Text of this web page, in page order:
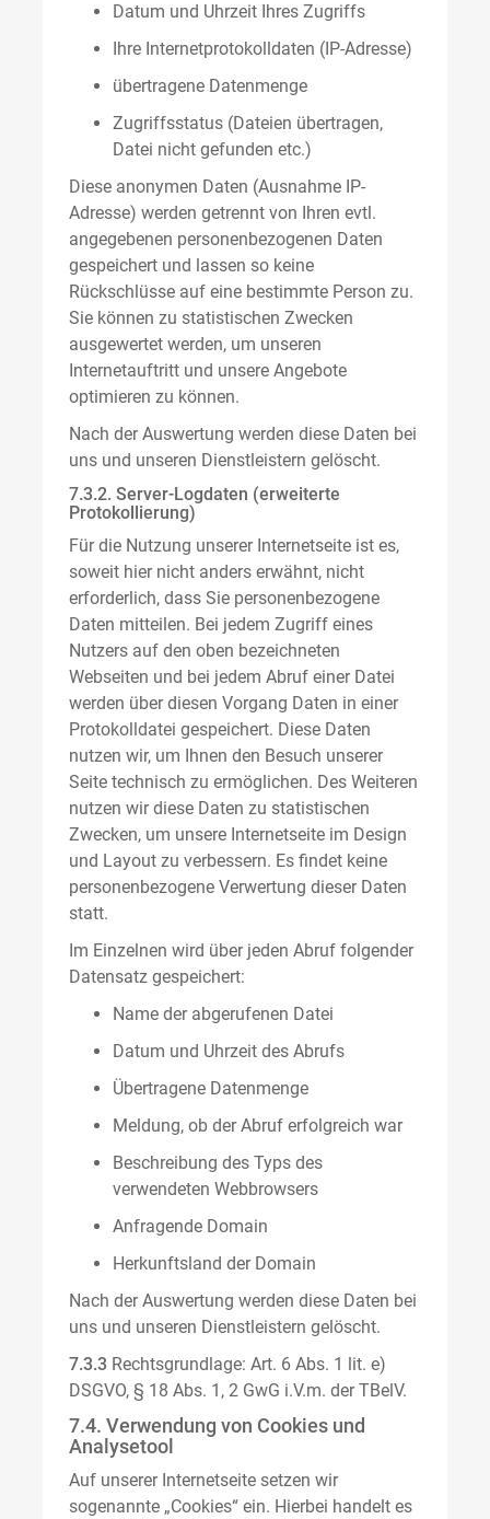
Datum und Uhrzeit Ihres Zugriffs
Ihre Internetprotokolldaten (IP-Adresse)
übertragene Datenmenge
Zugriffsstatus (Dateien übertragen,
Datei nicht gefunden etc.)
Diese anonymen Daten (Ausnahme IP-
Adresse) werden getrennt von Ihren evtl.
angegebenen personenbezogenen Daten
gespeichert und lassen so keine
Rückschlüsse auf eine bestimmte Person zu.
Sie können zu statistischen Zwecken
ausgewertet werden, um unseren
Internetauftritt und unsere Angebote
optimieren zu können.
Nach der Auswertung werden diese Daten bei
uns und unseren Dienstleistern gelöscht.
7.3.2. Server-Logdaten (erweiterte
Protokollierung)
Für die Nutzung unserer Internetseite ist es,
soweit hier nicht anders erwähnt, nicht
erforderlich, dass Sie personenbezogene
Daten mitteilen. Bei jedem Zugriff eines
Nutzers auf den oben bezeichneten
Webseiten und bei jedem Abruf einer Datei
werden über diesen Vorgang Daten in einer
Protokolldatei gespeichert. Diese Daten
nutzen wir, um Ihnen den Besuch unserer
Seite technisch zu ermöglichen. Des Weiteren
nutzen wir diese Daten zu statistischen
Zwecken, um unsere Internetseite im Design
und Layout zu verbessern. Es findet keine
personenbezogene Verwertung dieser Daten
statt.
Im Einzelnen wird über jeden Abruf folgender
Datensatz gespeichert:
Name der abgerufenen Datei
Datum und Uhrzeit des Abrufs
Übertragene Datenmenge
Meldung, ob der Abruf erfolgreich war
Beschreibung des Typs des
verwendeten Webbrowsers
Anfragende Domain
Herkunftsland der Domain
Nach der Auswertung werden diese Daten bei
uns und unseren Dienstleistern gelöscht.
7.3.3 Rechtsgrundlage: Art. 6 Abs. 1 lit. e)
DSGVO, § 18 Abs. 1, 2 GwG i.V.m. der TBelV.
7.4. Verwendung von Cookies und
Analysetool
Auf unserer Internetseite setzen wir
sogenannte „Cookies“ ein. Hierbei handelt es